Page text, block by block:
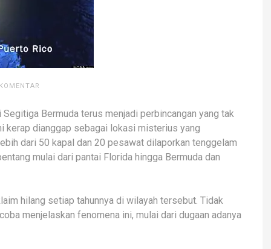
Bermuda terus menjadi perbincangan yang tak
kerap dianggap sebagai lokasi misterius yang
dari 50 kapal dan 20 pesawat dilaporkan tenggelam
mulai dari pantai Florida hingga Bermuda dan
hilang setiap tahunnya di wilayah tersebut. Tidak
menjelaskan fenomena ini, mulai dari dugaan adanya